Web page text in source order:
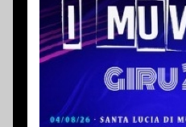
10 cuncerti